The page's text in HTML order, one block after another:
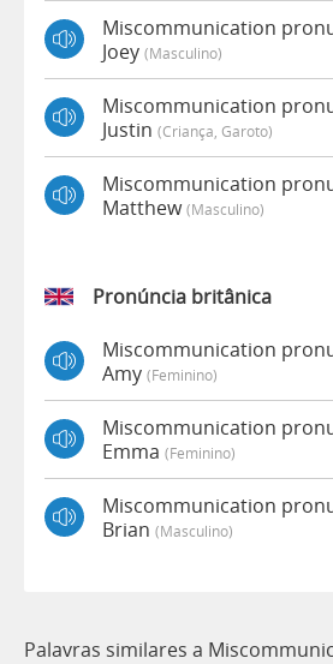
Miscommunication
Joey (masculino)
Miscommunication
Justin (criança, Garoto)
Miscommunication
Matthew(masculino)
Pronúncia britânica
Miscommunication
Amy (feminino)
Miscommunication
Emma (feminino)
Miscommunication
Brian (masculino)
Palavras similares a